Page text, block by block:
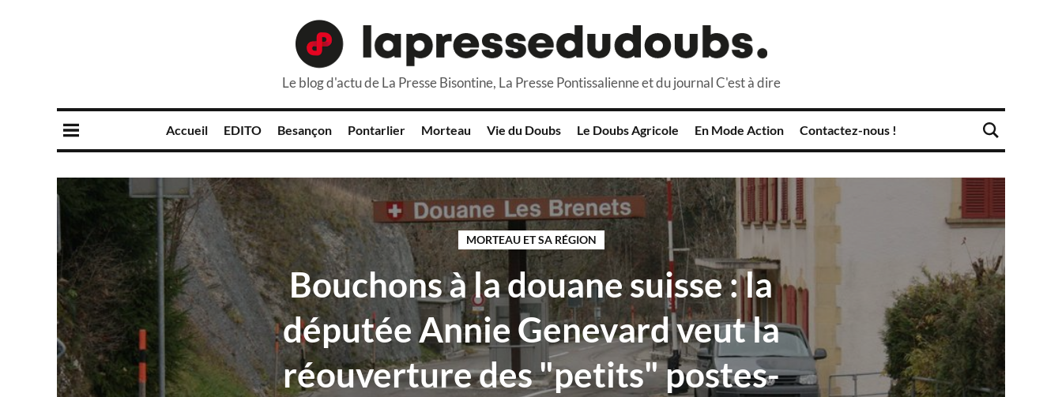
Le blog d'actu de La Presse Bisontine, La Presse Pontissalienne et du journal C'est à dire
Accueil EDITO Besançon Pontarlier Morteau Vie du Doubs Le Doubs Agricole En Mode Action Contactez-nous !
MORTEAU ET SA RÉGION
Bouchons à la douane suisse : la
députée Annie Genevard veut la
réouverture des "petits" postes-